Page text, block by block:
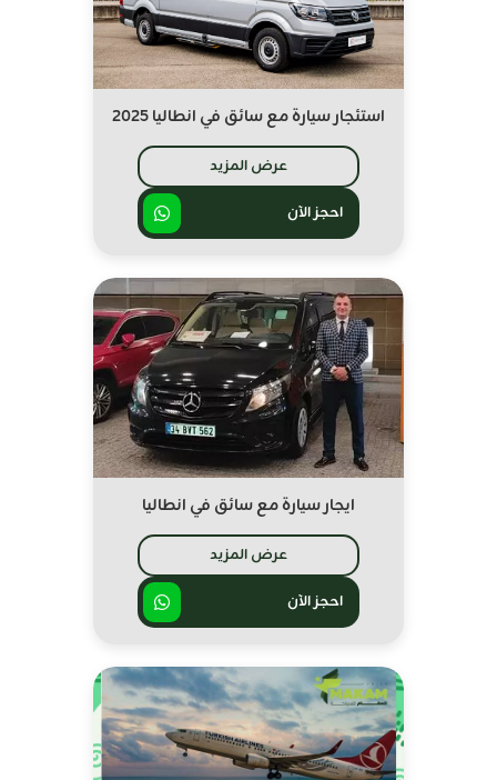
استئجار سيارة مع سائق في انطاليا 2025
عرض المزيد
احجز الآن
ايجار سيارة مع سائق في انطاليا
عرض المزيد
احجز الآن